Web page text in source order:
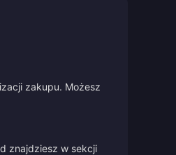
zakupu. Możesz
znajdziesz w sekcji